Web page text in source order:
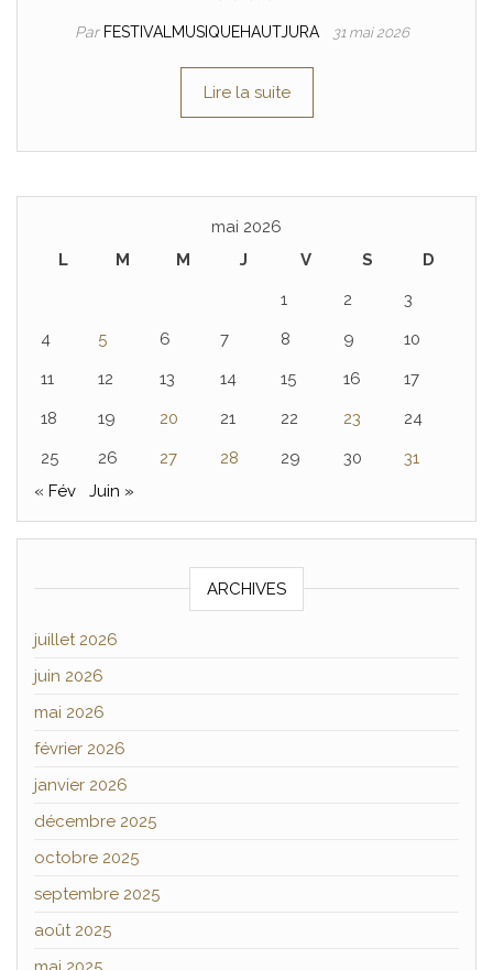
Par FESTIVALMUSIQUEHAUTJURA 31 mai 2026
Lire la suite
mai 2026
L
M M J V S
D
1
2
3
4
5 6 7 8 9
10
11
12 13 14 15 16
17
18
19 20 21 22 23
24
25
26 27 28 29 30
31
« Fév
Juin »
ARCHIVES
juillet 2026
juin 2026
mai 2026
février 2026
janvier 2026
décembre 2025
octobre 2025
septembre 2025
août 2025